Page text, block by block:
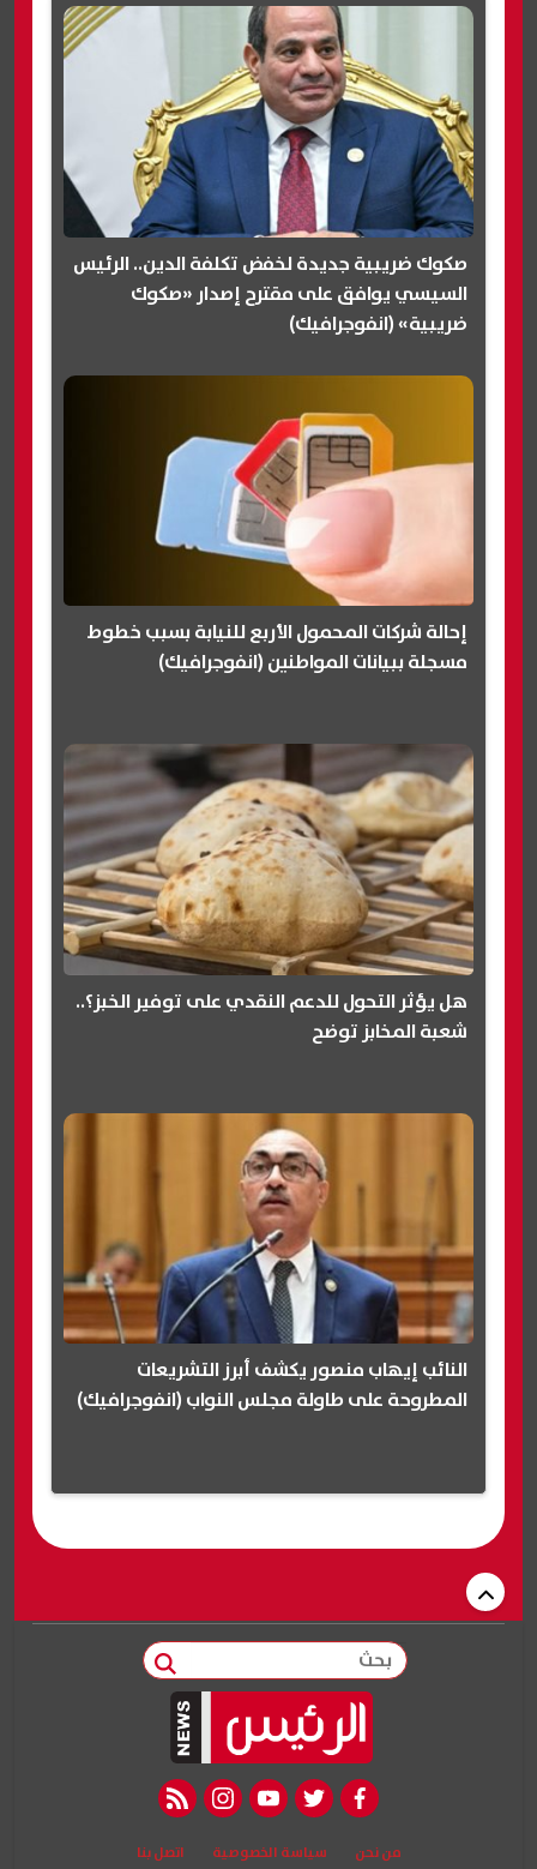
صكوك ضريبية جديدة لخفض تكلفة الدين.. الرئيس
السيسي يوافق على مقترح إصدار «صكوك
ضريبية» (انفوجرافيك)
إحالة شركات المحمول الأربع للنيابة بسبب خطوط
مسجلة ببيانات المواطنين (انفوجرافيك)
هل يؤثر التحول للدعم النقدي على توفير الخبز؟..
شعبة المخابز توضح
النائب إيهاب منصور يكشف أبرز التشريعات
المطروحة على طاولة مجلس النواب (انفوجرافيك)
بحث
facebook
twitter
youtube
instagram
rss feed
من نحن سياسة الخصوصية اتصل بنا